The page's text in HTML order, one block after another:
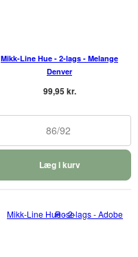
Mikk-Line Hue - 2-lags - Melange
Denver
99,95 kr.
86/92
Læg i kurv